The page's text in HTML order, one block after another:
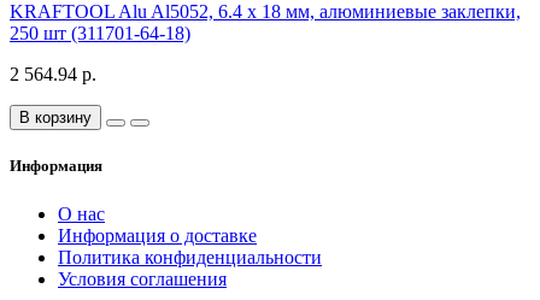
KRAFTOOL Alu Al5052, 6.4 х 18 мм, алюминиевые заклепки,
250 шт (311701-64-18)
2 564.94 р.
В корзину
Информация
О нас
Информация о доставке
Политика конфиденциальности
Условия соглашения